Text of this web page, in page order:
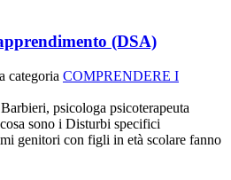
(DSA)
categoria COMPRENDERE I
psicologa psicoterapeuta
sono i Disturbi specifici
genitori con figli in età scolare fanno